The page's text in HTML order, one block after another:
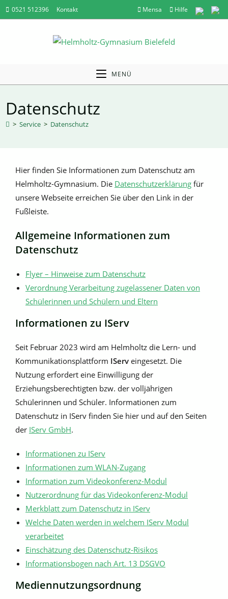
Zum
Inhalt
Mensa Hilfe
0521 512396 Kontakt
MENÜ
Datenschutz
> Service > Datenschutz
Hier finden Sie Informationen zum Datenschutz am
Helmholtz-Gymnasium. Die Datenschutzerklärung für
unsere Webseite erreichen Sie über den Link in der
Fußleiste.
Allgemeine Informationen zum
Datenschutz
Flyer – Hinweise zum Datenschutz
Verordnung Verarbeitung zugelassener Daten von
Schülerinnen und Schülern und Eltern
Informationen zu IServ
Seit Februar 2023 wird am Helmholtz die Lern- und
Kommunikationsplattform IServ eingesetzt. Die
Nutzung erfordert eine Einwilligung der
Erziehungsberechtigten bzw. der volljährigen
Schülerinnen und Schüler. Informationen zum
Datenschutz in IServ finden Sie hier und auf den Seiten
der IServ GmbH.
Informationen zu IServ
Informationen zum WLAN-Zugang
Information zum Videokonferenz-Modul
Nutzerordnung für das Videokonferenz-Modul
Merkblatt zum Datenschutz in IServ
Welche Daten werden in welchem IServ Modul
verarbeitet
Einschätzung des Datenschutz-Risikos
Informationsbogen nach Art. 13 DSGVO
Mediennutzungsordnung